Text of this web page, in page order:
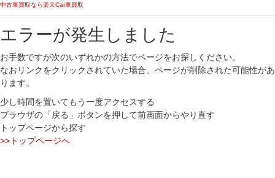
中古車買取なら楽天Car車買取
エラーが発生しました
お手数ですが次のいずれかの方法でページをお探しください。
なおリンクをクリックされていた場合、ページが削除された可能性があ
ります。
少し時間を置いてもう一度アクセスする
ブラウザの「戻る」ボタンを押して前画面からやり直す
トップページから探す
>>トップページへ